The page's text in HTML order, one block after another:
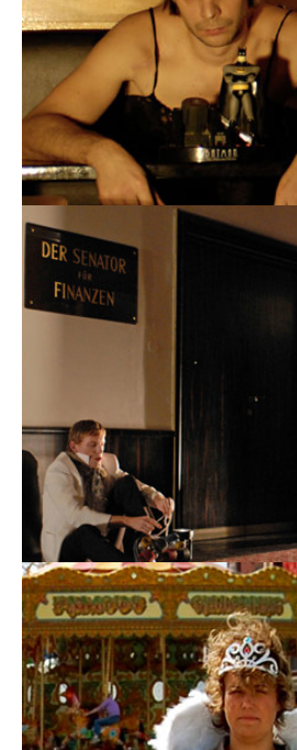
Smells Like Teen Spirit
anlage k. eine nacht im finanzamt